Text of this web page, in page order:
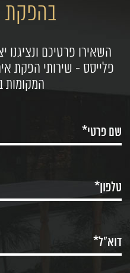
בהפקת
השאירו פרטיכם
פלייסס - שירותי הפקת
המקומות